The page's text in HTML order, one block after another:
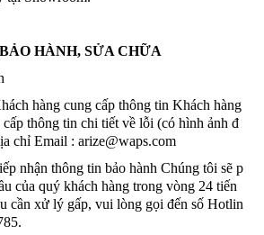
HÀNH, SỬA CHỮA
hàng cung cấp thông tin Khách hàng
thông tin chi tiết về lỗi (có hình ảnh đ
chỉ Email : arize@waps.com
nhận thông tin bảo hành Chúng tôi sẽ p
của quý khách hàng trong vòng 24 tiến
cần xử lý gấp, vui lòng gọi đến số Hotlin